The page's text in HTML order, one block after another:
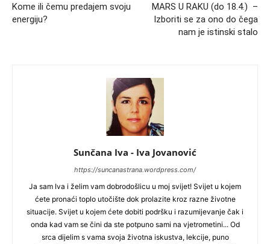
Kome ili čemu predajem svoju
energiju?
MARS U RAKU (do 18.4.) –
Izboriti se za ono do čega
nam je istinski stalo
Sunčana Iva - Iva Jovanović
https://suncanastrana.wordpress.com/
Ja sam Iva i želim vam dobrodošlicu u moj svijet! Svijet u kojem
ćete pronaći toplo utočište dok prolazite kroz razne životne
situacije. Svijet u kojem ćete dobiti podršku i razumijevanje čak i
onda kad vam se čini da ste potpuno sami na vjetrometini... Od
srca dijelim s vama svoja životna iskustva, lekcije, puno